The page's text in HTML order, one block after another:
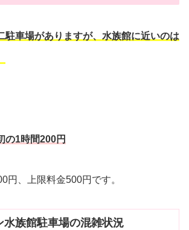
駐車場がありますが、水族館に近いのは
の1時間200円
円、上限料金500円です。
水族館駐車場の混雑状況